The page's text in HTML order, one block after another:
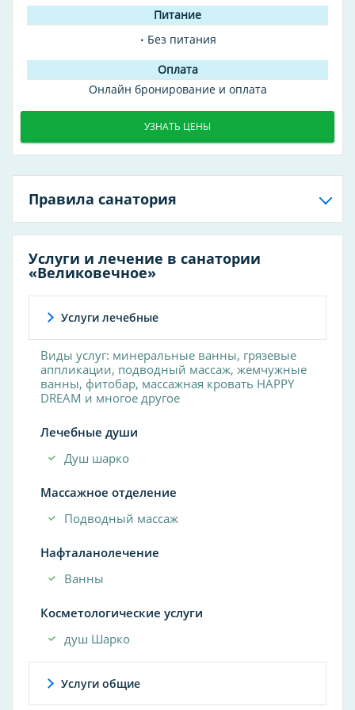
Без питания
Онлайн бронирование и оплата
УЗНАТЬ ЦЕНЫ
Правила санатория
Услуги и лечение в санатории
«Великовечное»
Услуги лечебные
Виды услуг: минеральные ванны, грязевые
аппликации, подводный массаж, жемчужные
ванны, фитобар, массажная кровать HAPPY
DREAM и многое другое
Лечебные души
Душ шарко
Массажное отделение
Подводный массаж
Нафталанолечение
Ванны
Косметологические услуги
душ Шарко
Услуги общие